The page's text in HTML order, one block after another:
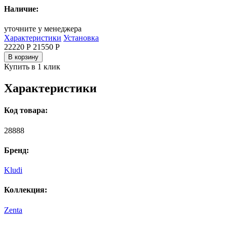
Наличие:
уточните у менеджера
Характеристики Установка
22220 Р 21550 Р
В корзину
Купить в 1 клик
Характеристики
Код товара:
28888
Бренд:
Kludi
Коллекция:
Zenta